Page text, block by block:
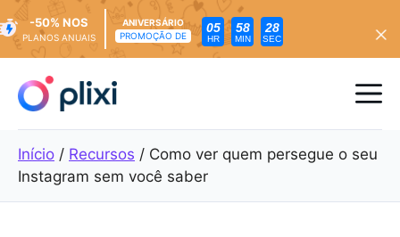
para
conteúdo
-50% NOS
PLANOS ANUAIS
ANIVERSÁRIO
PROMOÇÃO DE
05
HR
58
MIN
26
SEC
Início / Recursos / Como ver quem persegue o seu
Instagram sem você saber